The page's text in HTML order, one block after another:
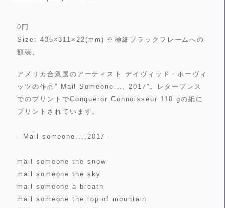
0 円
Size: 435×311×22(mm) ※極細ブラックフレームへの
額装。
アメリカ合衆国のアーティスト デイヴィッド・ホーヴィ
ッツの作品” Mail Someone..., 2017”。レタープレス
でのプリントでConqueror Connoisseur 110 gの紙に
プリントされています。
- Mail someone...,2017 -
mail someone the snow
mail someone the sky
mail someone a breath
mail someone the top of mountain